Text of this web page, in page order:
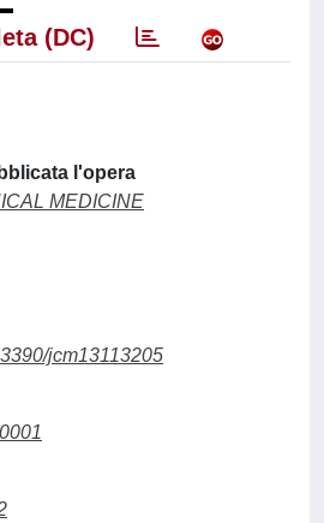
(DC)
l'opera
MEDICINE
jcm13113205